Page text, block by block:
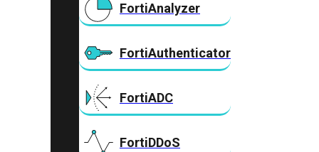
FortiAnalyzer
FortiAuthenticator
FortiADC
FortiDDoS